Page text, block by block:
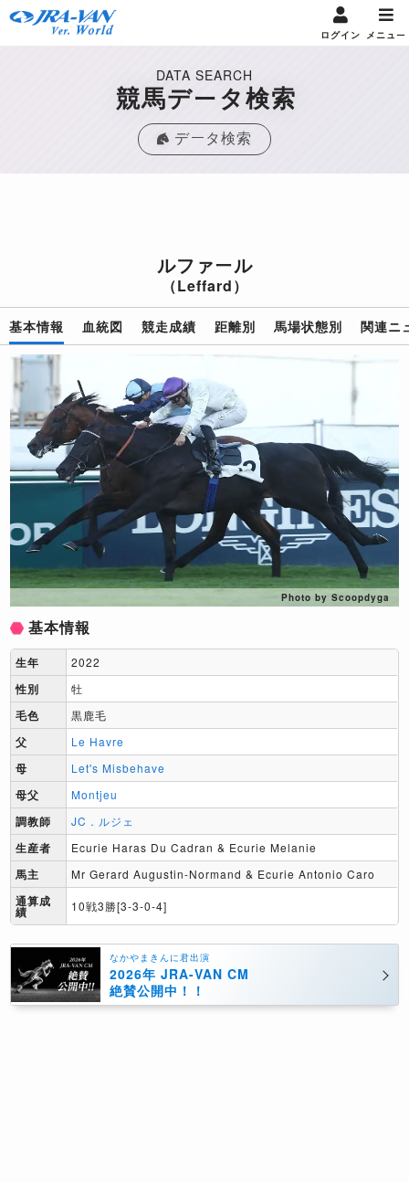
ログイン メニュー
DATA SEARCH
競馬データ検索
データ検索
ルファール
（Leffard）
基本情報 血統図 競走成績 距離別 馬場状態別 関連ニ
Photo by Scoopdyga
基本情報
生年 2022
性別 牡
毛色 黒鹿毛
父 Le Havre
母 Let's Misbehave
母父 Montjeu
調教師 JC．ルジェ
生産者 Ecurie Haras Du Cadran & Ecurie Melanie
馬主 Mr Gerard Augustin-Normand & Ecurie Antonio Caro
通算成
績 10戦3勝[3-3-0-4]
なかやまきんに君出演
2026年 JRA-VAN CM
絶賛公開中！！